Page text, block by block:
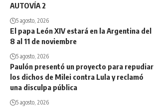
AUTOVÍA 2
5 agosto, 2026
El papa León XIV estará en la Argentina del
8 al 11 de noviembre
5 agosto, 2026
Paulón presentó un proyecto para repudiar
los dichos de Milei contra Lula y reclamó
una disculpa pública
5 agosto, 2026